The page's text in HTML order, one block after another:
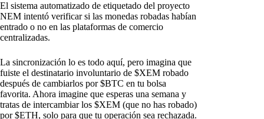
El sistema automatizado de etiquetado del proyecto
NEM intentó verificar si las monedas robadas habían
entrado o no en las plataformas de comercio
centralizadas.
La sincronización lo es todo aquí, pero imagina que
fuiste el destinatario involuntario de $XEM robado
después de cambiarlos por $BTC en tu bolsa
favorita. Ahora imagine que esperas una semana y
tratas de intercambiar los $XEM (que no has robado)
por $ETH, solo para que tu operación sea rechazada.